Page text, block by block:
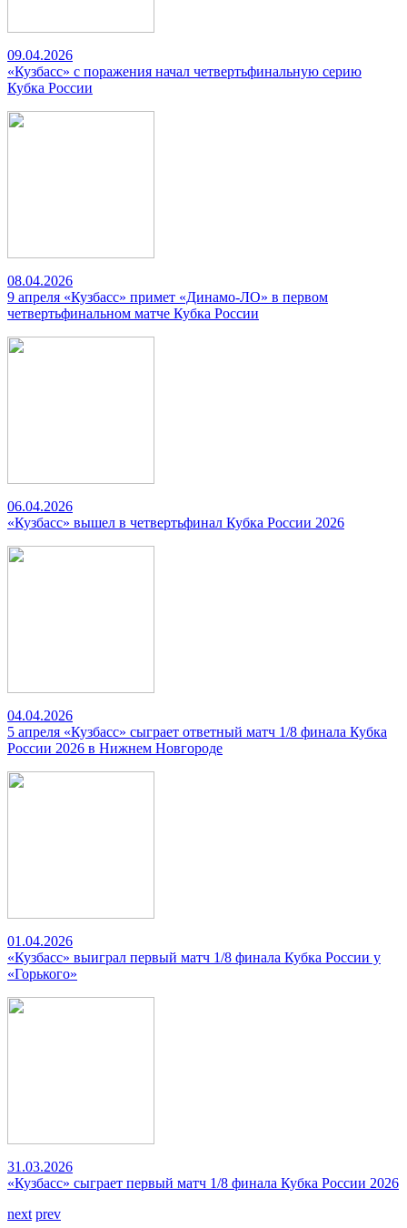
09.04.2026
«Кузбасс» с поражения начал четвертьфинальную серию
Кубка России
08.04.2026
9 апреля «Кузбасс» примет «Динамо-ЛО» в первом
четвертьфинальном матче Кубка России
06.04.2026
«Кузбасс» вышел в четвертьфинал Кубка России 2026
04.04.2026
5 апреля «Кузбасс» сыграет ответный матч 1/8 финала Кубка
России 2026 в Нижнем Новгороде
01.04.2026
«Кузбасс» выиграл первый матч 1/8 финала Кубка России у
«Горького»
31.03.2026
«Кузбасс» сыграет первый матч 1/8 финала Кубка России 2026
next prev